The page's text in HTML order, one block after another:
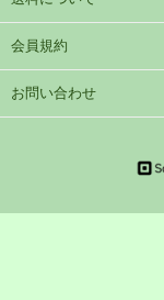
会員規約
お問い合わせ